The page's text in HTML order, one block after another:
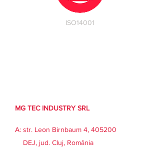
ISO14001
MG TEC INDUSTRY SRL
A: str. Leon Birnbaum 4, 405200
DEJ, jud. Cluj, România